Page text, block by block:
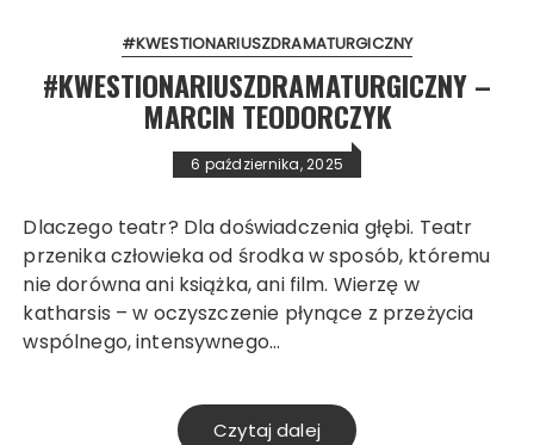
#KWESTIONARIUSZDRAMATURGICZNY
#KWESTIONARIUSZDRAMATURGICZNY –
MARCIN TEODORCZYK
6 października, 2025
Dlaczego teatr? Dla doświadczenia głębi. Teatr
przenika człowieka od środka w sposób, któremu
nie dorówna ani książka, ani film. Wierzę w
katharsis – w oczyszczenie płynące z przeżycia
wspólnego, intensywnego…
Czytaj dalej